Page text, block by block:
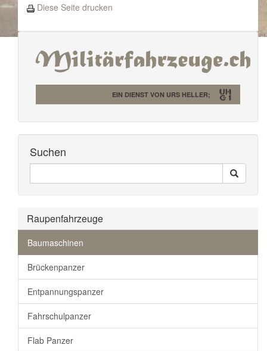
Diese Seite drucken
EIN DIENST VON URS HELLER;
Suchen
Durchsuchen
Search
Raupenfahrzeuge
Baumaschinen
Brückenpanzer
Entpannungspanzer
Fahrschulpanzer
Flab Panzer